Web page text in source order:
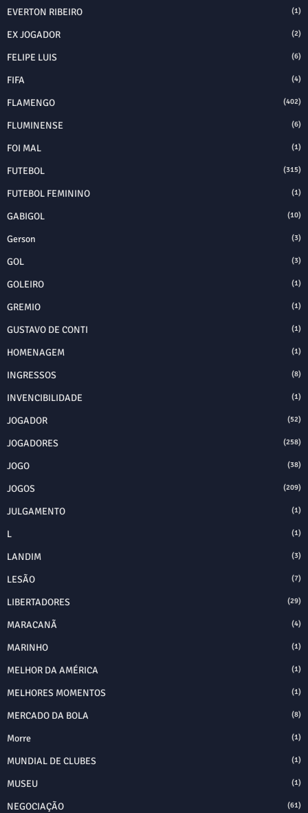
EVERTON RIBEIRO (1)
EX JOGADOR (2)
FELIPE LUIS (6)
FIFA (4)
FLAMENGO (402)
FLUMINENSE (6)
FOI MAL (1)
FUTEBOL (315)
FUTEBOL FEMININO (1)
GABIGOL (10)
Gerson (3)
GOL (3)
GOLEIRO (1)
GREMIO (1)
GUSTAVO DE CONTI (1)
HOMENAGEM (1)
INGRESSOS (8)
INVENCIBILIDADE (1)
JOGADOR (52)
JOGADORES (258)
JOGO (38)
JOGOS (209)
JULGAMENTO (1)
L (1)
LANDIM (3)
LESÃO (7)
LIBERTADORES (29)
MARACANÃ (4)
MARINHO (1)
MELHOR DA AMÉRICA (1)
MELHORES MOMENTOS (1)
MERCADO DA BOLA (8)
Morre (1)
MUNDIAL DE CLUBES (1)
MUSEU (1)
NEGOCIAÇÃO (61)